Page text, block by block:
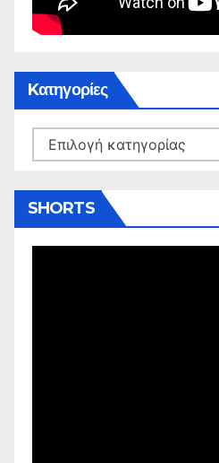
Kατηγορίες
Kατηγορίες
SHORTS